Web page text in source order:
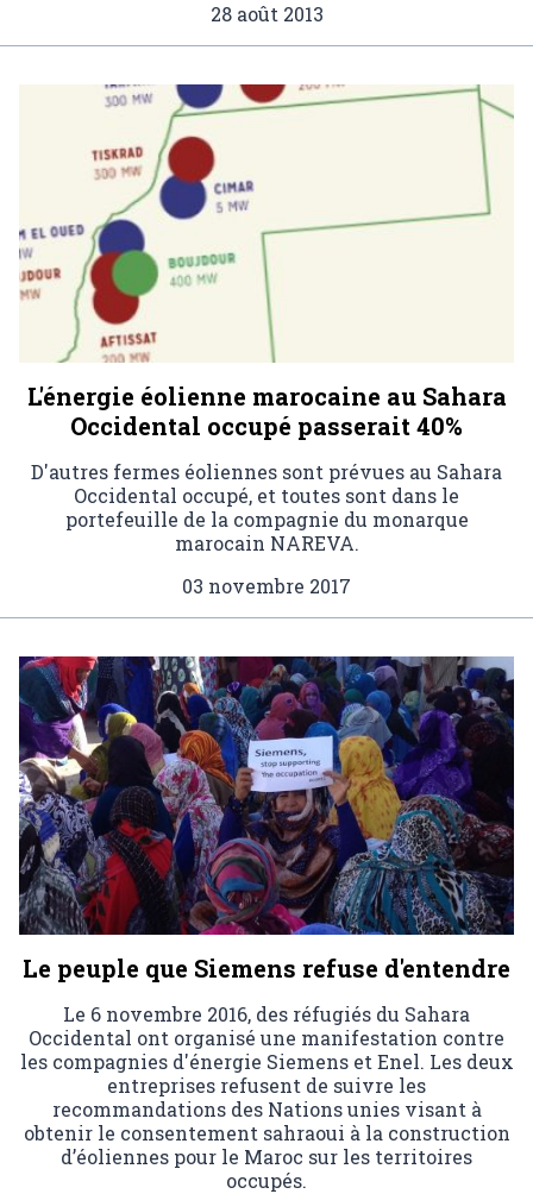
28 août 2013
L'énergie éolienne marocaine au Sahara
Occidental occupé passerait 40%
D'autres fermes éoliennes sont prévues au Sahara
Occidental occupé, et toutes sont dans le
portefeuille de la compagnie du monarque
marocain NAREVA.
03 novembre 2017
Le peuple que Siemens refuse d'entendre
Le 6 novembre 2016, des réfugiés du Sahara
Occidental ont organisé une manifestation contre
les compagnies d'énergie Siemens et Enel. Les deux
entreprises refusent de suivre les
recommandations des Nations unies visant à
obtenir le consentement sahraoui à la construction
d’éoliennes pour le Maroc sur les territoires
occupés.